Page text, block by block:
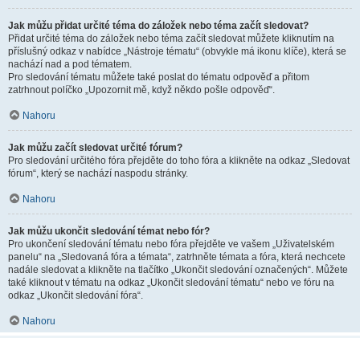
Jak můžu přidat určité téma do záložek nebo téma začít sledovat?
Přidat určité téma do záložek nebo téma začít sledovat můžete kliknutím na
příslušný odkaz v nabídce „Nástroje tématu“ (obvykle má ikonu klíče), která se
nachází nad a pod tématem.
Pro sledování tématu můžete také poslat do tématu odpověď a přitom
zatrhnout políčko „Upozornit mě, když někdo pošle odpověď“.
Nahoru
Jak můžu začít sledovat určité fórum?
Pro sledování určitého fóra přejděte do toho fóra a klikněte na odkaz „Sledovat
fórum“, který se nachází naspodu stránky.
Nahoru
Jak můžu ukončit sledování témat nebo fór?
Pro ukončení sledování tématu nebo fóra přejděte ve vašem „Uživatelském
panelu“ na „Sledovaná fóra a témata“, zatrhněte témata a fóra, která nechcete
nadále sledovat a klikněte na tlačítko „Ukončit sledování označených“. Můžete
také kliknout v tématu na odkaz „Ukončit sledování tématu“ nebo ve fóru na
odkaz „Ukončit sledování fóra“.
Nahoru